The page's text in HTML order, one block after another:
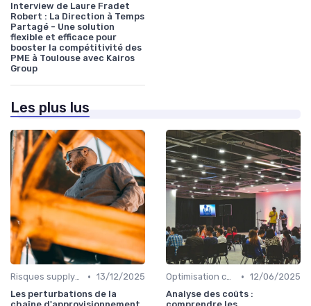
Interview de Laure Fradet
Robert : La Direction à Temps
Partagé - Une solution
flexible et efficace pour
booster la compétitivité des
PME à Toulouse avec Kairos
Group
Les plus lus
Risques supply-chain • 13/12/2025
Les perturbations de la
Optimisation coûts • 12/06/2025
Analyse des coûts :